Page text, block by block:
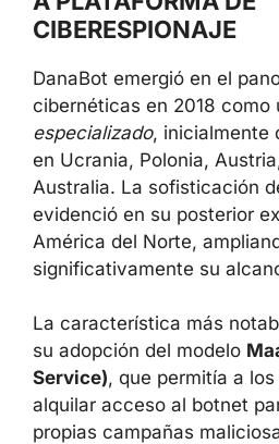
CIBERESPIONAJE
DanaBot emergió en el
cibernéticas en 2018 como
especializado, inicialmente
en Ucrania, Polonia,
Australia. La sofisticación
evidenció en su posterior
América del Norte,
significativamente su
La característica más
su adopción del modelo
Service), que permitía a
alquilar acceso al botnet
propias campañas